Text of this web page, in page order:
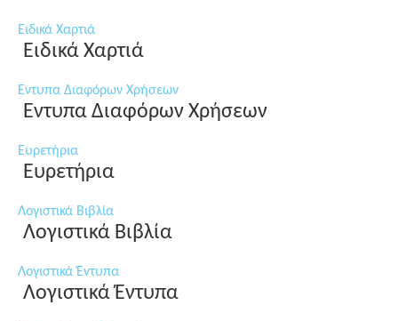
Ειδικά Χαρτιά
Ειδικά Χαρτιά
Εντυπα Διαφόρων Χρήσεων
Εντυπα Διαφόρων Χρήσεων
Ευρετήρια
Ευρετήρια
Λογιστικά Βιβλία
Λογιστικά Βιβλία
Λογιστικά Έντυπα
Λογιστικά Έντυπα